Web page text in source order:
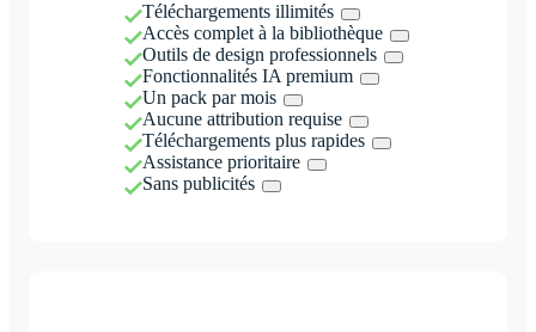
Téléchargements illimités
Accès complet à la bibliothèque
Outils de design professionnels
Fonctionnalités IA premium
Un pack par mois
Aucune attribution requise
Téléchargements plus rapides
Assistance prioritaire
Sans publicités